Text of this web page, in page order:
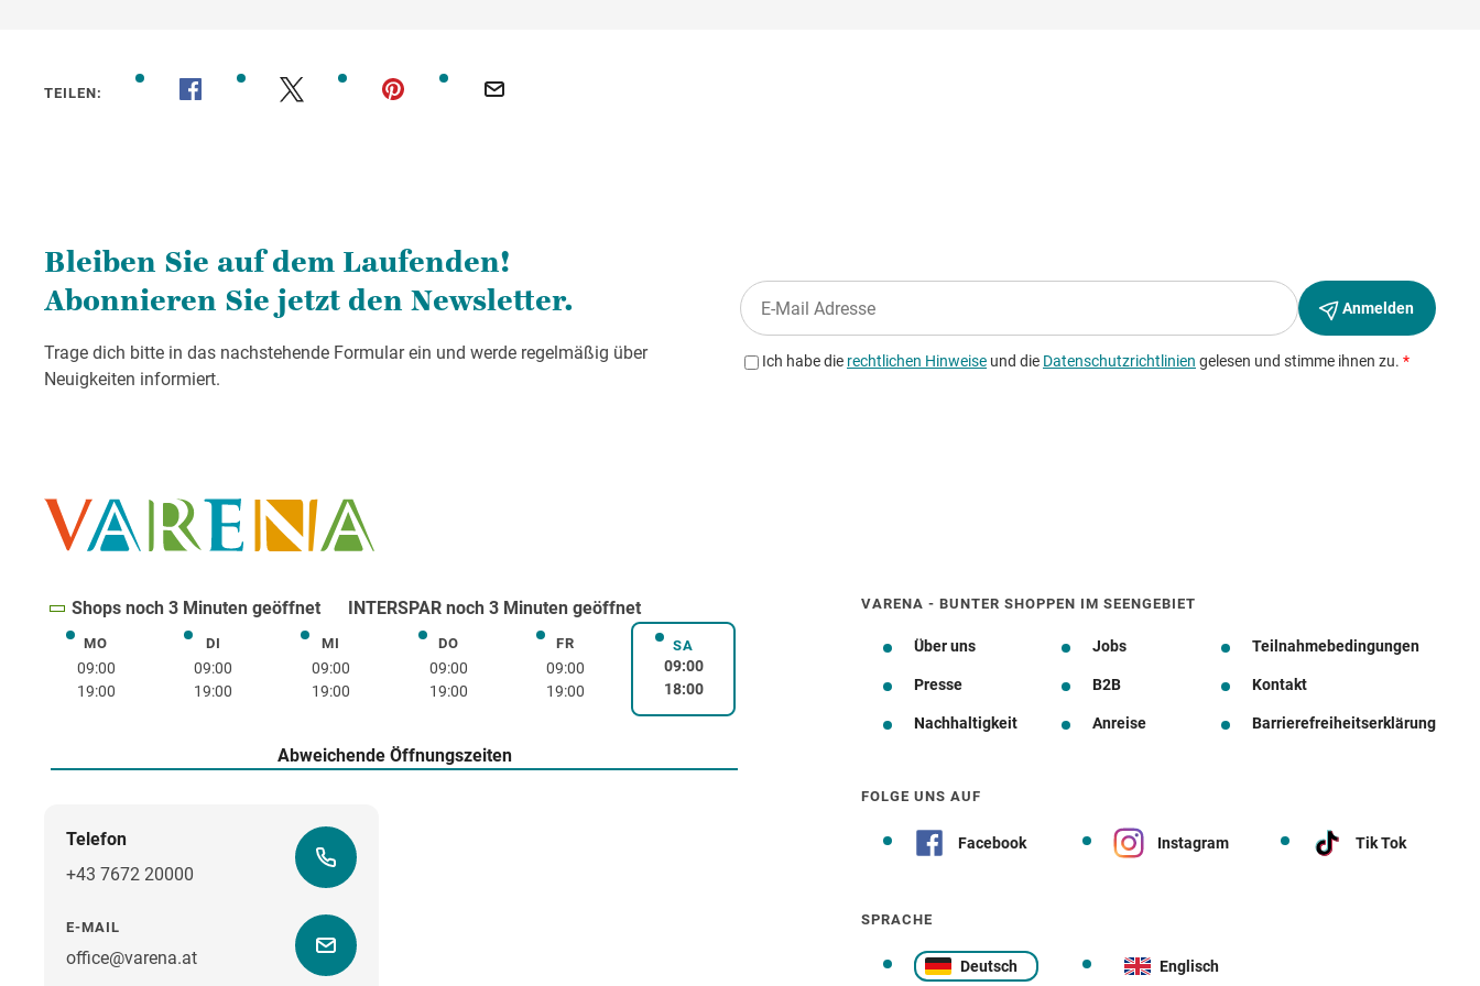
TEILEN:
Shops noch 3 Minuten geöffnet INTERSPAR noch 3 Minuten geöffnet
MOMontag
09:00
19:00
DIDienstag
09:00
19:00
MIMittwoch
09:00
19:00
DODonnerstag
09:00
19:00
FRFreitag
09:00
19:00
SASamstag
09:00
18:00
Abweichende Öffnungszeiten
Telefon
+43 7672 20000
E-MAIL
office@varena.at
VARENA - BUNTER SHOPPEN IM SEENGEBIET
Über uns Jobs Teilnahmebedingungen
Presse B2B Kontakt
Nachhaltigkeit Anreise Barrierefreiheitserklärung
FOLGE UNS AUF
Facebook Instagram Tik Tok
SPRACHE
Deutsch Englisch